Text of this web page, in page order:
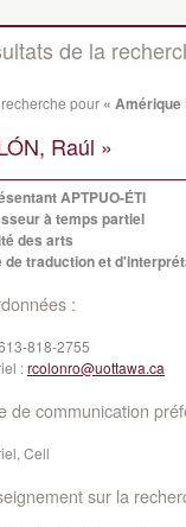
de la
pour « Amérique
Raúl »
APTPUO-ÉTI
à temps partiel
des arts
de traduction et
:
818-2755
:rcolonro@uottawa.ca
de communication
Cell
sur la